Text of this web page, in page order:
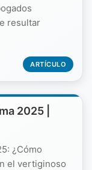
resultar
ARTÍCULO
2025 |
¿Cómo
el vertiginoso